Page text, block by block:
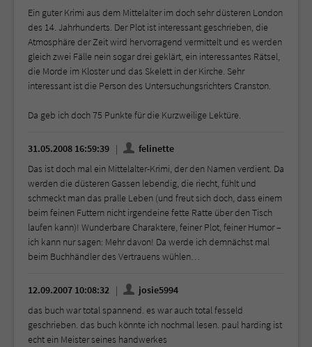
Ein guter Krimi aus dem Mittelalter im doch sehr düsteren London
des 14. Jahrhunderts. Der Plot ist interessant geschrieben, die
Atmosphäre der Zeit wird hervorragend vermittelt und es werden
gleich zwei Fälle nein sogar drei geklärt, ein interessantes Rätsel,
die Morde im Kloster und das Skelett in der Kirche. Sehr
interessant ist die Person des Untersuchungsrichters Cranston.
Da geb ich doch 75 Punkte für die Kurzweilige Lektüre.
31.05.2008 16:59:39
felinette
Das ist doch mal ein Mittelalter-Krimi, der den Namen verdient. Da
werden die düsteren Gassen lebendig, die riecht, fühlt und
schmeckt man das pralle Leben (und freut sich doch, dass einem
beim feinen Futtern nicht irgendeine fette Ratte über den Tisch
laufen kann)! Wunderbare Charaktere, feiner Plot, feiner Humor –
ich kann nur sagen: Mehr davon! Da werde ich demnächst mal
beim Buchhändler des Vertrauens wühlen…
12.09.2007 10:08:32
josie5994
das buch war total spannend. es war auch total fesseld
geschrieben. das buch könnte ich nochmal lesen. paul harding ist
echt ein Meister seines handwerkes